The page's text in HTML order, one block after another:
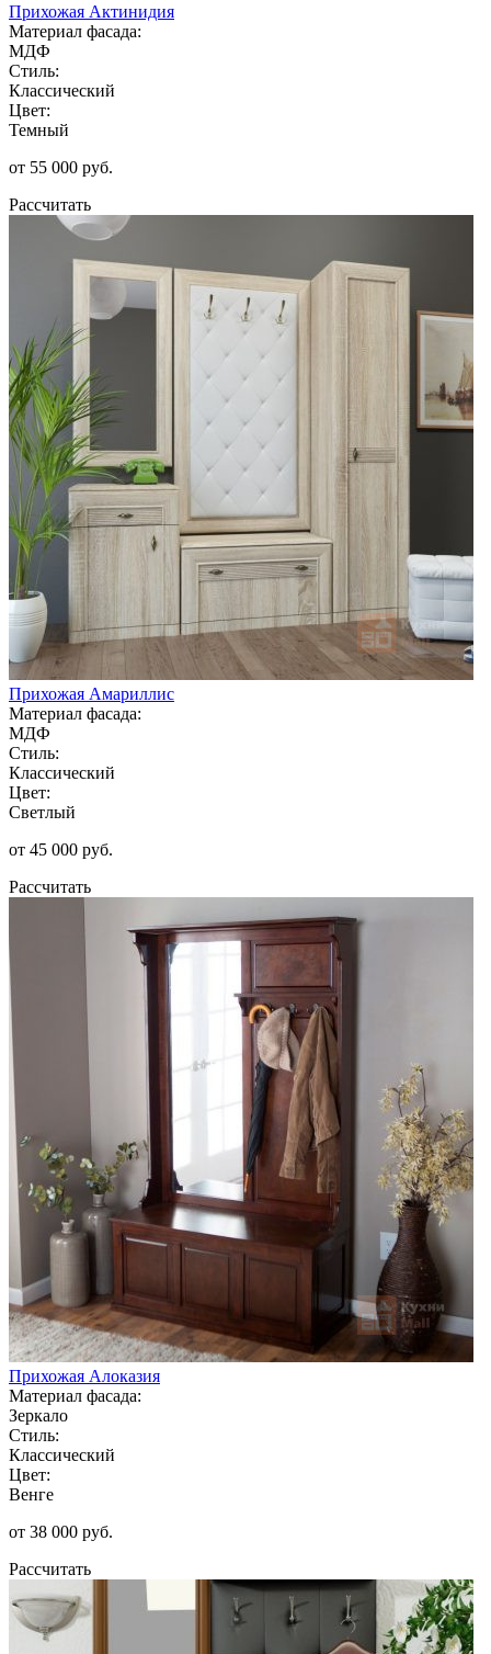
Прихожая Актинидия
Материал фасада:
МДФ
Стиль:
Классический
Цвет:
Темный
от 55 000 руб.
Рассчитать
Прихожая Амариллис
Материал фасада:
МДФ
Стиль:
Классический
Цвет:
Светлый
от 45 000 руб.
Рассчитать
Прихожая Алоказия
Материал фасада:
Зеркало
Стиль:
Классический
Цвет:
Венге
от 38 000 руб.
Рассчитать